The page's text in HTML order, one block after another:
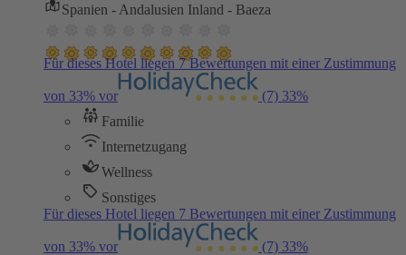
Spanien - Andalusien Inland - Baeza
Für dieses Hotel liegen 7 Bewertungen mit einer Zustimmung
von 33% vor (7) 33%
Familie
Internetzugang
Wellness
Sonstiges
Für dieses Hotel liegen 7 Bewertungen mit einer Zustimmung
von 33% vor (7) 33%